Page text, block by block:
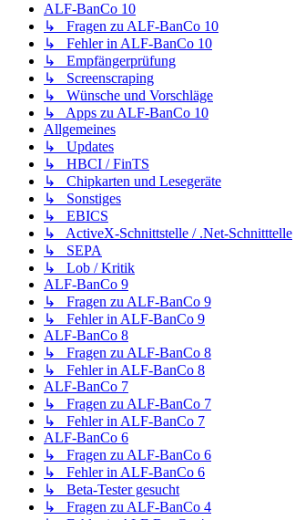
ALF-BanCo 10
↳ Fragen zu ALF-BanCo 10
↳ Fehler in ALF-BanCo 10
↳ Empfängerprüfung
↳ Screenscraping
↳ Wünsche und Vorschläge
↳ Apps zu ALF-BanCo 10
Allgemeines
↳ Updates
↳ HBCI / FinTS
↳ Chipkarten und Lesegeräte
↳ Sonstiges
↳ EBICS
↳ ActiveX-Schnittstelle / .Net-Schnitttelle
↳ SEPA
↳ Lob / Kritik
ALF-BanCo 9
↳ Fragen zu ALF-BanCo 9
↳ Fehler in ALF-BanCo 9
ALF-BanCo 8
↳ Fragen zu ALF-BanCo 8
↳ Fehler in ALF-BanCo 8
ALF-BanCo 7
↳ Fragen zu ALF-BanCo 7
↳ Fehler in ALF-BanCo 7
ALF-BanCo 6
↳ Fragen zu ALF-BanCo 6
↳ Fehler in ALF-BanCo 6
↳ Beta-Tester gesucht
↳ Fragen zu ALF-BanCo 4